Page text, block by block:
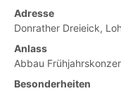
Adresse
Donrather Dreieick,
Anlass
Abbau
Besonderheiten